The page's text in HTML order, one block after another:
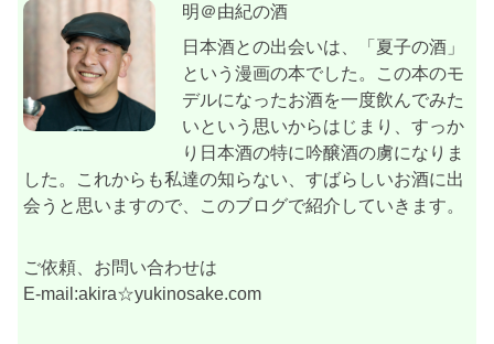
明＠由紀の酒
日本酒との出会いは、「夏子の酒」
という漫画の本でした。この本のモ
デルになったお酒を一度飲んでみた
いという思いからはじまり、すっか
り日本酒の特に吟醸酒の虜になりま
した。これからも私達の知らない、すばらしいお酒に出
会うと思いますので、このブログで紹介していきます。
ご依頼、お問い合わせは
E-mail:akira☆yukinosake.com